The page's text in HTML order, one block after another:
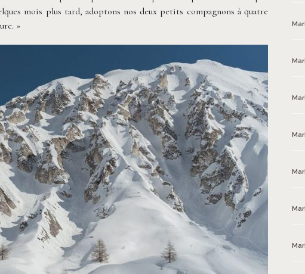
mois plus tard, adoptons nos deux petits compagnons à quatre
»